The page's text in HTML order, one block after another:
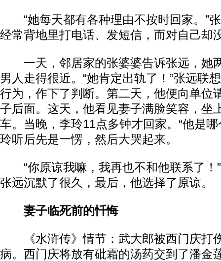
“她每天都有各种理由不按时回家。”
经常背地里打电话、发短信，而对自己却
一天，邻居家的张婆婆告诉张远，她
男人走得很近。“她肯定出轨了！”张远联
行为，作下了判断。第二天，他便向单位
子后面。这天，他看见妻子满脸笑容，坐
车。当晚，李玲11点多钟才回家。“他是
玲听后先是一愣，然后大哭起来。
“你原谅我嘛，我再也不和他联系了！
张远沉默了很久，最后，他选择了原谅。
妻子临死前的忏悔
《水浒传》情节：武大郎被西门庆打
病。西门庆将放有砒霜的汤药交到了潘金